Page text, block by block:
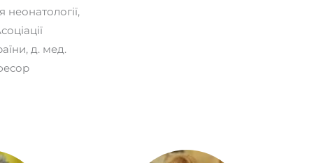
неонатології,
д. мед.